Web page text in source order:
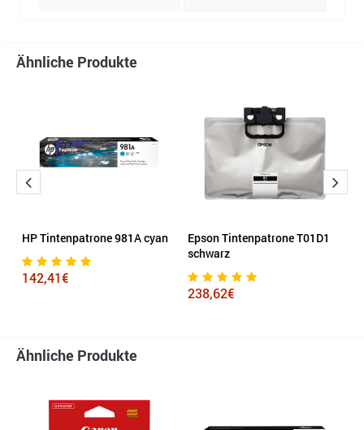
Ähnliche Produkte
HP Tintenpatrone 981A cyan
142,41€
Epson Tintenpatrone T01D1
schwarz
238,62€
Ähnliche Produkte